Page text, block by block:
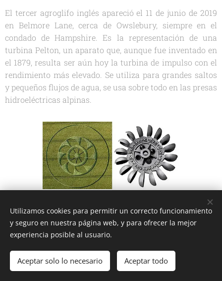
El tercer agroglifo inglés apareció el 11 de junio de 2019
en Belmore Lane, cerca de Owslebury, siempre en el
condado de Hampshire. Es la representación de una
turbina Pelton, un aparato que, aunque fue inventado en
el 1879, resulta ser aún hoy la turbina de impulso con el
rendimiento más elevado. Se utiliza para grandes saltos
y pequeños flujos de agua, se usa sobre todo en las presas
hidroeléctricas alpinas.
Si los extraterrestres han decidido manifestar esta figura
es evidente que desean transmitir un mensaje simbólico
pertinente que, a mi parecer, está en la característica
técnica de este aparato que realiza un buen rendimiento
incluso con pequeños flujos de agua. La turbina está
dentro de un círculo externo que podemos entender como
Utilizamos cookies para permitir un correcto funcionamiento
y seguro en nuestra página web, y para ofrecer la mejor
experiencia posible al usuario.
Aceptar solo lo necesario Aceptar todo